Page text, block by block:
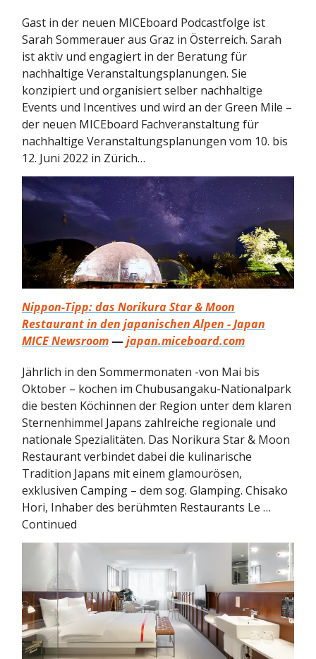
Gast in der neuen MICEboard Podcastfolge ist
Sarah Sommerauer aus Graz in Österreich. Sarah
ist aktiv und engagiert in der Beratung für
nachhaltige Veranstaltungsplanungen. Sie
konzipiert und organisiert selber nachhaltige
Events und Incentives und wird an der Green Mile –
der neuen MICEboard Fachveranstaltung für
nachhaltige Veranstaltungsplanungen vom 10. bis
12. Juni 2022 in Zürich…
Nippon-Tipp: das Norikura Star & Moon
Restaurant in den japanischen Alpen - Japan
MICE Newsroom — japan.miceboard.com
Jährlich in den Sommermonaten -von Mai bis
Oktober – kochen im Chubusangaku-Nationalpark
die besten Köchinnen der Region unter dem klaren
Sternenhimmel Japans zahlreiche regionale und
nationale Spezialitäten. Das Norikura Star & Moon
Restaurant verbindet dabei die kulinarische
Tradition Japans mit einem glamourösen,
exklusiven Camping – dem sog. Glamping. Chisako
Hori, Inhaber des berühmten Restaurants Le …
Continued